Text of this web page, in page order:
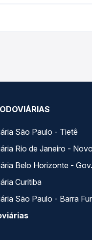
garante a melhor oferta
São Paulo - Tietê
Rio de Janeiro -
Belo Horizonte -
Curitiba
São Paulo - Barra